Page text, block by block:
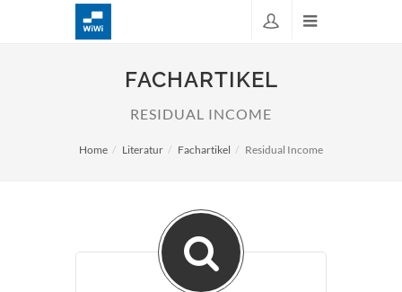
FACHARTIKEL
RESIDUAL INCOME
Home Literatur Fachartikel Residual Income